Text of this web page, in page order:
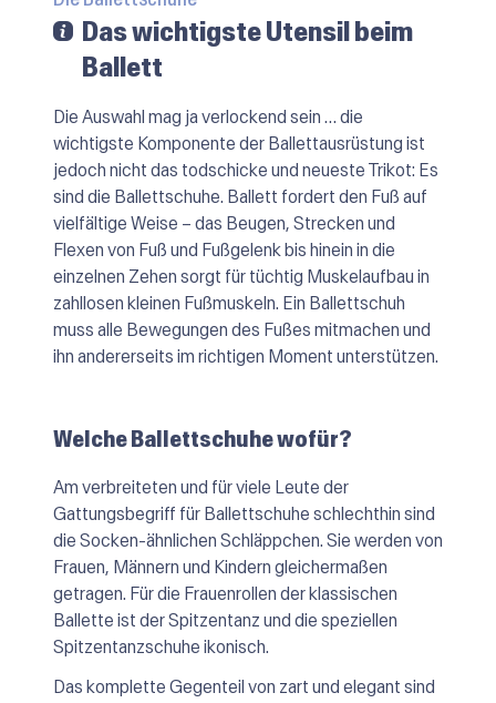
Das wichtigste Utensil beim
Ballett
Die Auswahl mag ja verlockend sein … die
wichtigste Komponente der Ballettausrüstung ist
jedoch nicht das todschicke und neueste Trikot: Es
sind die Ballettschuhe. Ballett fordert den Fuß auf
vielfältige Weise – das Beugen, Strecken und
Flexen von Fuß und Fußgelenk bis hinein in die
einzelnen Zehen sorgt für tüchtig Muskelaufbau in
zahllosen kleinen Fußmuskeln. Ein Ballettschuh
muss alle Bewegungen des Fußes mitmachen und
ihn andererseits im richtigen Moment unterstützen.
Welche Ballettschuhe wofür?
Am verbreiteten und für viele Leute der
Gattungsbegriff für Ballettschuhe schlechthin sind
die Socken-ähnlichen Schläppchen. Sie werden von
Frauen, Männern und Kindern gleichermaßen
getragen. Für die Frauenrollen der klassischen
Ballette ist der Spitzentanz und die speziellen
Spitzentanzschuhe ikonisch.
Das komplette Gegenteil von zart und elegant sind